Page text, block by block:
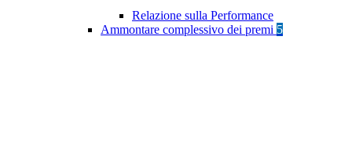
Relazione sulla Performance
Ammontare complessivo dei premi 5